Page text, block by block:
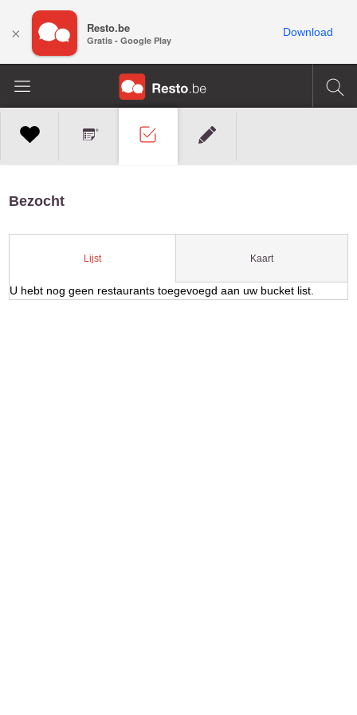
Bezocht
Lijst Kaart
U hebt nog geen restaurants toegevoegd aan uw bucket list.
× Resto.be
Gratis - Google Play
Download